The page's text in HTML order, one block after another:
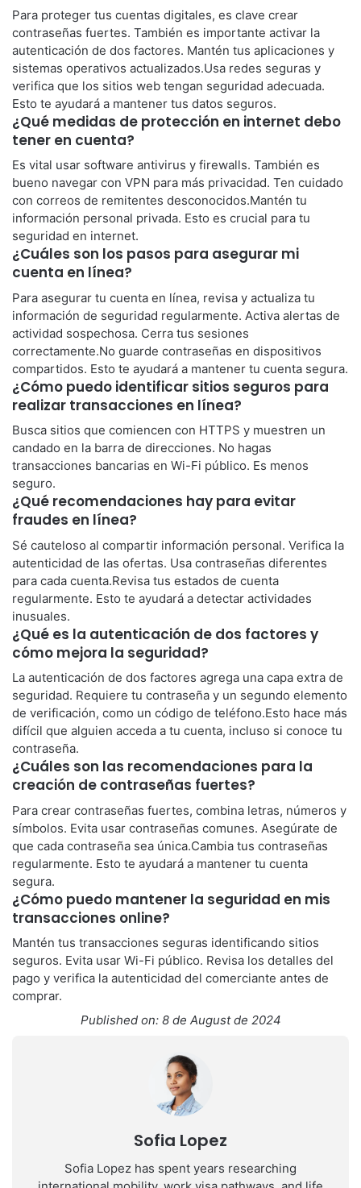
Para proteger tus cuentas digitales, es clave crear
contraseñas fuertes. También es importante activar la
autenticación de dos factores. Mantén tus aplicaciones y
sistemas operativos actualizados.Usa redes seguras y
verifica que los sitios web tengan seguridad adecuada.
Esto te ayudará a mantener tus datos seguros.
¿Qué medidas de protección en internet debo
tener en cuenta?
Es vital usar software antivirus y firewalls. También es
bueno navegar con VPN para más privacidad. Ten cuidado
con correos de remitentes desconocidos.Mantén tu
información personal privada. Esto es crucial para tu
seguridad en internet.
¿Cuáles son los pasos para asegurar mi
cuenta en línea?
Para asegurar tu cuenta en línea, revisa y actualiza tu
información de seguridad regularmente. Activa alertas de
actividad sospechosa. Cerra tus sesiones
correctamente.No guarde contraseñas en dispositivos
compartidos. Esto te ayudará a mantener tu cuenta segura.
¿Cómo puedo identificar sitios seguros para
realizar transacciones en línea?
Busca sitios que comiencen con HTTPS y muestren un
candado en la barra de direcciones. No hagas
transacciones bancarias en Wi-Fi público. Es menos
seguro.
¿Qué recomendaciones hay para evitar
fraudes en línea?
Sé cauteloso al compartir información personal. Verifica la
autenticidad de las ofertas. Usa contraseñas diferentes
para cada cuenta.Revisa tus estados de cuenta
regularmente. Esto te ayudará a detectar actividades
inusuales.
¿Qué es la autenticación de dos factores y
cómo mejora la seguridad?
La autenticación de dos factores agrega una capa extra de
seguridad. Requiere tu contraseña y un segundo elemento
de verificación, como un código de teléfono.Esto hace más
difícil que alguien acceda a tu cuenta, incluso si conoce tu
contraseña.
¿Cuáles son las recomendaciones para la
creación de contraseñas fuertes?
Para crear contraseñas fuertes, combina letras, números y
símbolos. Evita usar contraseñas comunes. Asegúrate de
que cada contraseña sea única.Cambia tus contraseñas
regularmente. Esto te ayudará a mantener tu cuenta
segura.
¿Cómo puedo mantener la seguridad en mis
transacciones online?
Mantén tus transacciones seguras identificando sitios
seguros. Evita usar Wi-Fi público. Revisa los detalles del
pago y verifica la autenticidad del comerciante antes de
comprar.
Published on: 8 de August de 2024
Sofia Lopez
Sofia Lopez has spent years researching